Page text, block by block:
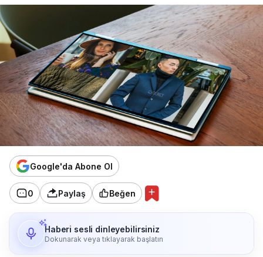
Google'da Abone Ol
0 Paylaş Beğen
Haberi sesli dinleyebilirsiniz
Dokunarak veya tıklayarak başlatın